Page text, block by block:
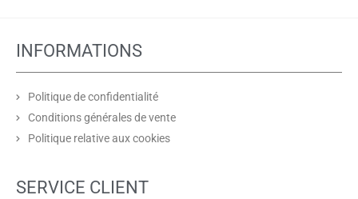
INFORMATIONS
Politique de confidentialité
Conditions générales de vente
Politique relative aux cookies
SERVICE CLIENT